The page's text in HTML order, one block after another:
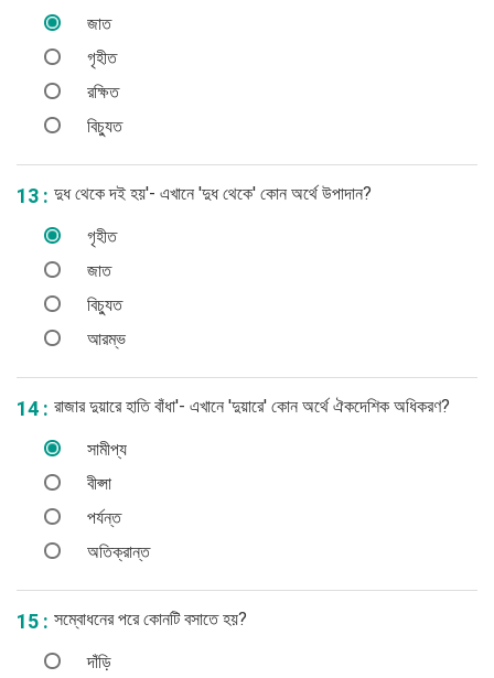
জাত
গৃহীত
রক্ষিত
বিচ্যুত
13 : দুধ থেকে দই হয়'- এখানে 'দুধ থেকে' কোন অর্থে উপাদান?
গৃহীত
জাত
বিচ্যুত
আরম্ভ
14 : রাজার দুয়ারে হাতি বাঁধা'- এখানে 'দুয়ারে' কোন অর্থে ঐকদেশিক অধিকরণ?
সামীপ্য
বীপ্সা
পর্যন্ত
অতিক্রান্ত
15 : সম্বোধনের পরে কোনটি বসাতে হয়?
দাঁড়ি